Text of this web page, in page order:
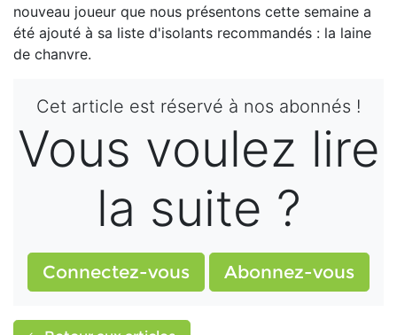
nouveau joueur que nous présentons cette semaine a
été ajouté à sa liste d'isolants recommandés : la laine
de chanvre.
Cet article est réservé à nos abonnés !
Vous voulez lire
la suite ?
Connectez-vous Abonnez-vous